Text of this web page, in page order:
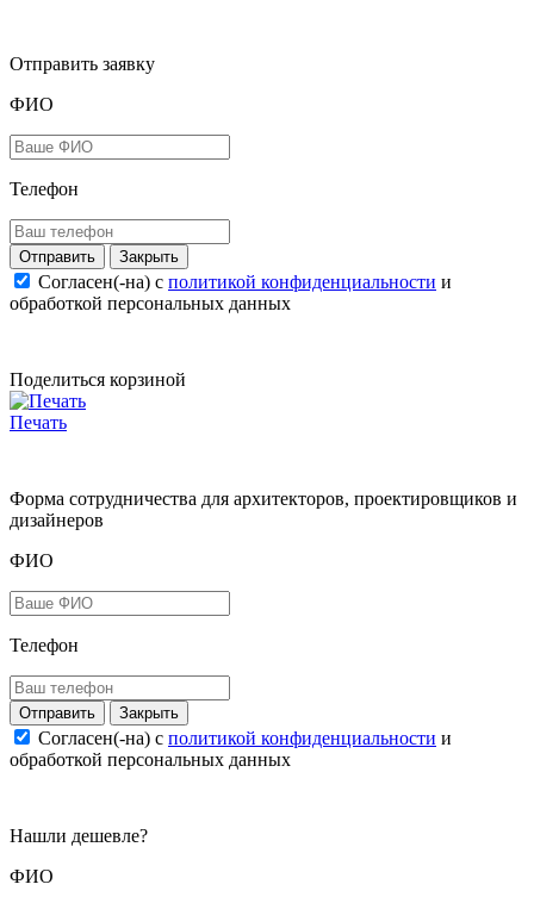
Отправить заявку
ФИО
Телефон
Закрыть
Согласен(-на) c политикой конфиденциальности и
обработкой персональных данных
Поделиться корзиной
Печать
Форма сотрудничества для архитекторов, проектировщиков и
дизайнеров
ФИО
Телефон
Закрыть
Согласен(-на) c политикой конфиденциальности и
обработкой персональных данных
Нашли дешевле?
ФИО